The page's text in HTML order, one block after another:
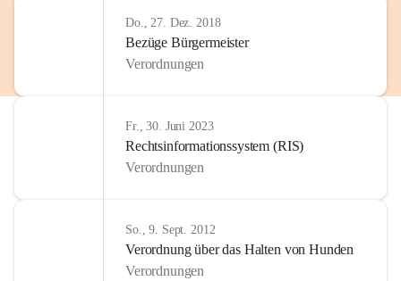
Do., 27. Dez. 2018
Bezüge Bürgermeister
Verordnungen
Fr., 30. Juni 2023
Rechtsinformationssystem (RIS)
Verordnungen
So., 9. Sept. 2012
Verordnung über das Halten von Hunden
Verordnungen